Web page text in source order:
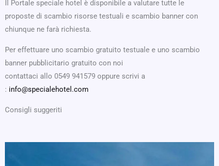
Il Portale speciale hotel è disponibile a valutare tutte le
proposte di scambio risorse testuali e scambio banner con
chiunque ne farà richiesta.
Per effettuare uno scambio gratuito testuale e uno scambio
banner pubblicitario gratuito con noi
contattaci allo 0549 941579 oppure scrivi a
: info@specialehotel.com
Consigli suggeriti